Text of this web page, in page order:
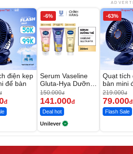
điện kẹp
để bàn
đ
-6%
Serum Vaseline
Gluta-Hya Dưỡng
Da Sáng Mịn Sau
7 Ngày
150.000đ
141.000đ
Deal hot
Unilever
-63%
Quạt tích
bàn mini
219.000đ
79.000đ
Flash Sale